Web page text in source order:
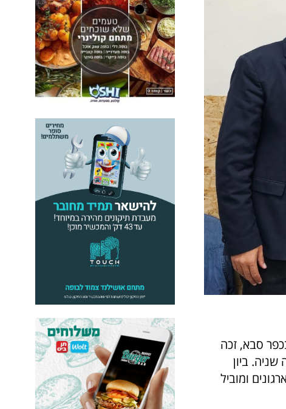
סבא, זכה
ביון
ומוביל